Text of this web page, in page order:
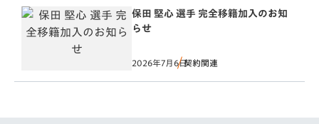
保田 堅心 選手 完全移籍加入のお知
らせ
2026年7月6日契約関連